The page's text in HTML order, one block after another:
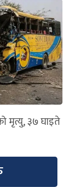
मृत्यु, ३७ घाइते